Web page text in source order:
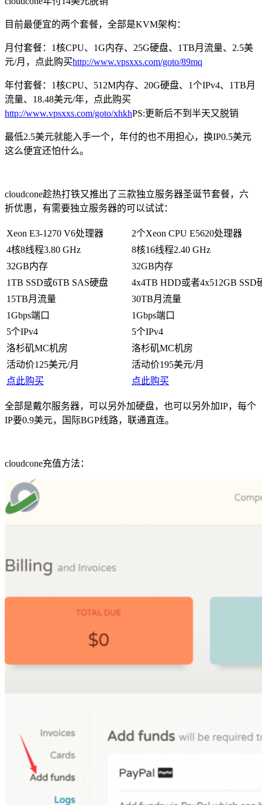
目前最便宜的两个套餐，全部是KVM架构：
月付套餐：1核CPU、1G内存、25G硬盘、1TB月流量、2.5美
元/月，点此购买http://www.vpsxxs.com/goto/89mq
年付套餐：1核CPU、512M内存、20G硬盘、1个IPv4、1TB月
流量、18.48美元/年，点此购买
http://www.vpsxxs.com/goto/xhkhPS:更新后不到半天又脱销
最低2.5美元就能入手一个，年付的也不用担心，换IP0.5美元
这么便宜还怕什么。
cloudcone趁热打铁又推出了三款独立服务器圣诞节套餐，六
折优惠，有需要独立服务器的可以试试：
Xeon E3-1270 V6处理器
2个Xeon CPU E5620处理器
4核8线程3.80 GHz
8核16线程2.40 GHz
32GB内存
32GB内存
1TB SSD或6TB SAS硬盘
4x4TB HDD或者4x512GB SSD
15TB月流量
30TB月流量
1Gbps端口
1Gbps端口
5个IPv4
5个IPv4
洛杉矶MC机房
洛杉矶MC机房
活动价125美元/月
活动价195美元/月
点此购买
点此购买
全部是戴尔服务器，可以另外加硬盘，也可以另外加IP，每个
IP要0.9美元，国际BGP线路，联通直连。
cloudcone充值方法：